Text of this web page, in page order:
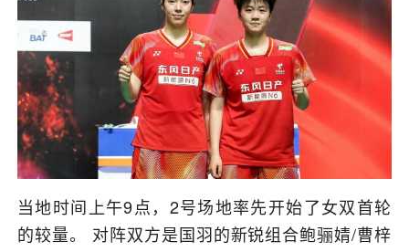
当地时间上午9点，2号场地率先开始了女双首轮
的较量。 对阵双方是国羽的新锐组合鲍骊婧/曹梓